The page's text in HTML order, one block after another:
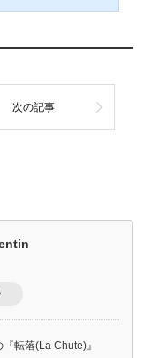
していたのは、ICチ
なる。詐欺という犯
次の記事
転落(La Chute)』